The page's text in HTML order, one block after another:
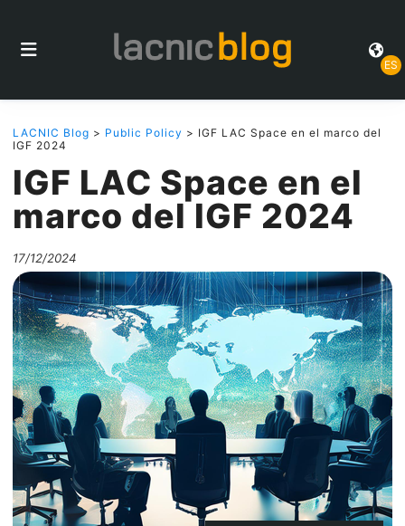
ES
LACNIC Blog > Public Policy > IGF LAC Space en el marco del
IGF 2024
IGF LAC Space en el
marco del IGF 2024
17/12/2024